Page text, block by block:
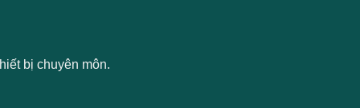
bị chuyên môn.